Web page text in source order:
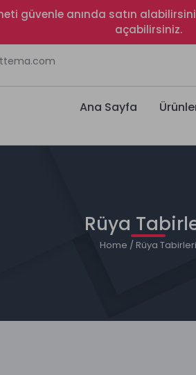
güvenle anında satın
açabilirsiniz.
Ana Sayfa
Rüya
Home / Rüya Tabirleri